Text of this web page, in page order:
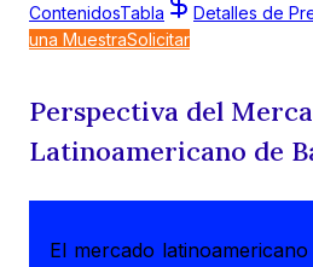
ContenidosTabla Detalles de
una MuestraSolicitar
Perspectiva del
Latinoamericano de
El mercado